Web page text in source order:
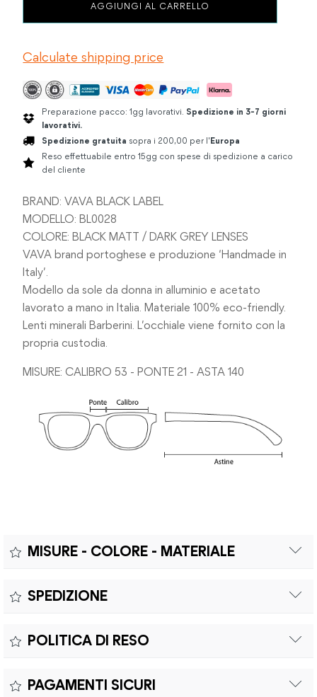
quantità
AGGIUNGI AL CARRELLO
Calculate shipping price
Preparazione pacco: 1gg lavorativi. Spedizione in 3-7 giorni
lavorativi.
Spedizione gratuita sopra i 200,00 per l'Europa
Reso effettuabile entro 15gg con spese di spedizione a carico
del cliente
BRAND: VAVA BLACK LABEL
MODELLO: BL0028
COLORE: BLACK MATT / DARK GREY LENSES
VAVA brand portoghese e produzione ‘Handmade in
Italy’.
Modello da sole da donna in alluminio e acetato
lavorato a mano in Italia. Materiale 100% eco-friendly.
Lenti minerali Barberini. L’occhiale viene fornito con la
propria custodia.
MISURE: CALIBRO 53 - PONTE 21 - ASTA 140
MISURE - COLORE - MATERIALE
Colore:
SPEDIZIONE
conforme alle direttive vigenti. La garanzia copre eventuali
sostituzioni senza costi aggiuntivi.
POLITICA DI RESO
spedizione e oneri doganali a carico del cliente.
PAGAMENTI SICURI